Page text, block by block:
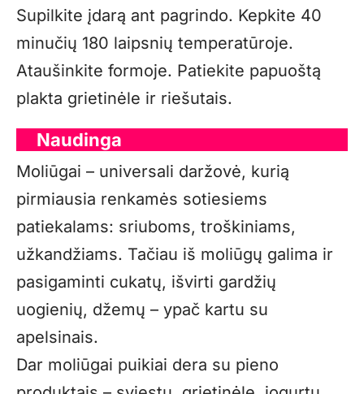
Supilkite įdarą ant pagrindo. Kepkite 40
minučių 180 laipsnių temperatūroje.
Ataušinkite formoje. Patiekite papuoštą
plakta grietinėle ir riešutais.
Naudinga
Moliūgai – universali daržovė, kurią
pirmiausia renkamės sotiesiems
patiekalams: sriuboms, troškiniams,
užkandžiams. Tačiau iš moliūgų galima ir
pasigaminti cukatų, išvirti gardžių
uogienių, džemų – ypač kartu su
apelsinais.
Dar moliūgai puikiai dera su pieno